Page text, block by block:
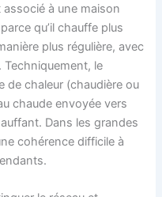
à une maison
qu’il chauffe plus
plus régulière, avec
Techniquement, le
de chaleur (chaudière ou
chaude envoyée vers
Dans les grandes
cohérence difficile à